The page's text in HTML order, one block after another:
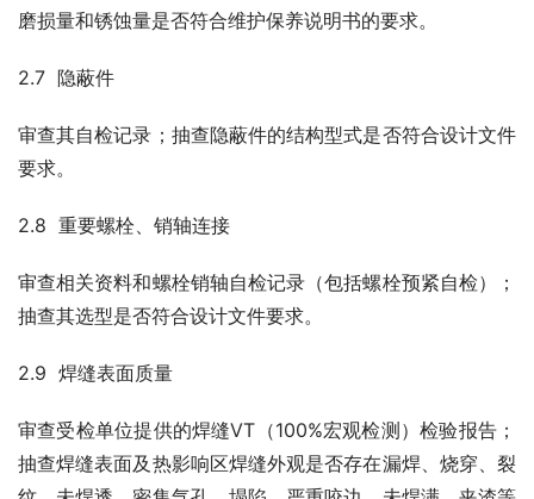
磨损量和锈蚀量是否符合维护保养说明书的要求。
2.7  隐蔽件
审查其自检记录；抽查隐蔽件的结构型式是否符合设计文件
要求。
2.8  重要螺栓、销轴连接
审查相关资料和螺栓销轴自检记录（包括螺栓预紧自检）；
抽查其选型是否符合设计文件要求。
2.9  焊缝表面质量
审查受检单位提供的焊缝VT（100%宏观检测）检验报告；
抽查焊缝表面及热影响区焊缝外观是否存在漏焊、烧穿、裂